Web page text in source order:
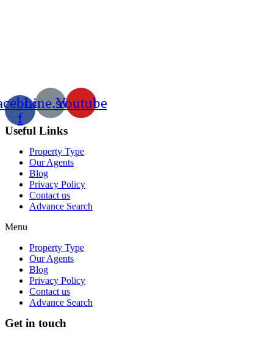
f
Line.svgYoutube
Useful Links
Property Type
Our Agents
Blog
Privacy Policy
Contact us
Advance Search
Menu
Property Type
Our Agents
Blog
Privacy Policy
Contact us
Advance Search
Get in touch